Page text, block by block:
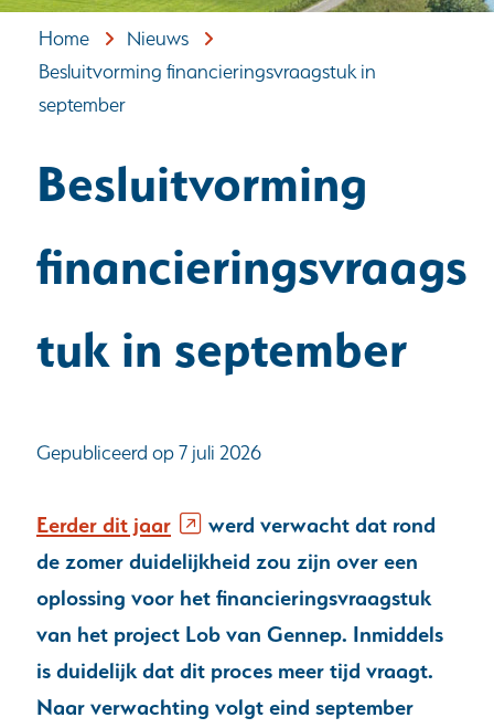
Home
Nieuws
Besluitvorming financieringsvraagstuk in
september
Besluitvorming
financieringsvraags
tuk in september
Gepubliceerd op 7 juli 2026
Eerder dit jaar(opent
in
nieuw
venster)
(verwijst
naar
werd verwacht dat rond
de zomer duidelijkheid zou zijn over een
oplossing voor het financieringsvraagstuk
van het project Lob van Gennep. Inmiddels
is duidelijk dat dit proces meer tijd vraagt.
Naar verwachting volgt eind september